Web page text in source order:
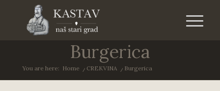
Burgerica
You are here: Home / CREKVINA / Burgerica